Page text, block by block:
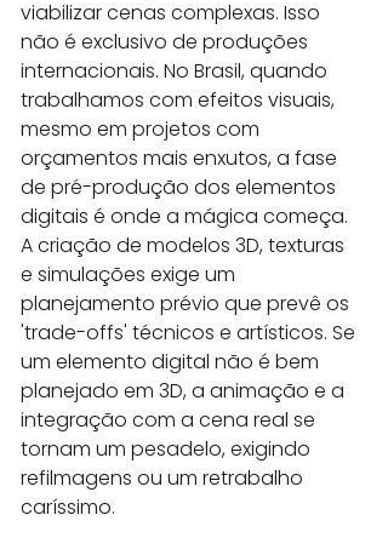
viabilizar cenas complexas. Isso
não é exclusivo de produções
internacionais. No Brasil, quando
trabalhamos com efeitos visuais,
mesmo em projetos com
orçamentos mais enxutos, a fase
de pré-produção dos elementos
digitais é onde a mágica começa.
A criação de modelos 3D, texturas
e simulações exige um
planejamento prévio que prevê os
'trade-offs' técnicos e artísticos. Se
um elemento digital não é bem
planejado em 3D, a animação e a
integração com a cena real se
tornam um pesadelo, exigindo
refilmagens ou um retrabalho
caríssimo.